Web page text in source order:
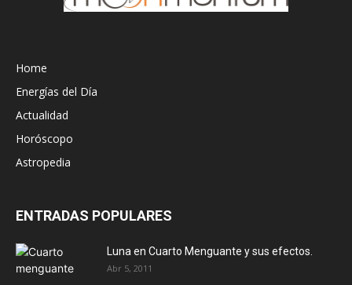
Home
Energías del Día
Actualidad
Horóscopo
Astropedia
ENTRADAS POPULARES
Luna en Cuarto Menguante y sus efectos.
Abr 5, 2011